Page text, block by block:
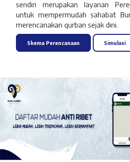
sendiri merupakan layanan
untuk mempermudah sahabat
merencanakan qurban sejak dini.
Skema Perencanaan Simulasi